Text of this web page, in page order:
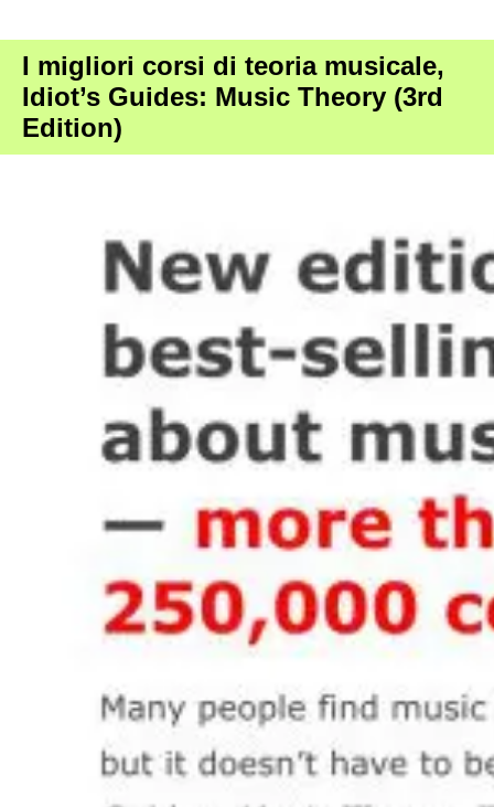
I migliori corsi di teoria musicale,
Idiot’s Guides: Music Theory (3rd
Edition)